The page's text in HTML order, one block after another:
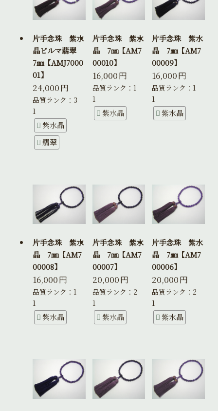
片手念珠 紫水
晶ビルマ翡翠
7㎜【AMJ7000
01】
24,000円
品質ランク：3
1
紫水晶
翡翠
片手念珠 紫水
晶 7㎜【AM7
00010】
16,000円
品質ランク：1
1
紫水晶
片手念珠 紫水
晶 7㎜【AM7
00009】
16,000円
品質ランク：1
1
紫水晶
片手念珠 紫水
晶 7㎜【AM7
00008】
16,000円
品質ランク：1
1
紫水晶
片手念珠 紫水
晶 7㎜【AM7
00007】
20,000円
品質ランク：2
1
紫水晶
片手念珠 紫水
晶 7㎜【AM7
00006】
20,000円
品質ランク：2
1
紫水晶